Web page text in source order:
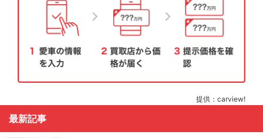
提供：carview!
最新記事